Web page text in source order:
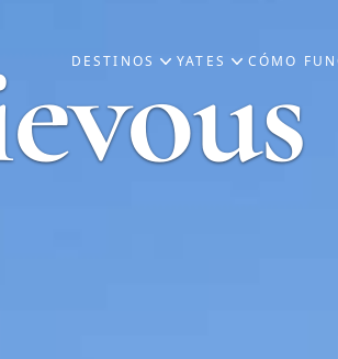
DESTINOS YATES CÓMO